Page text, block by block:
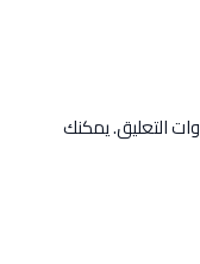
التعليق. يمكنك